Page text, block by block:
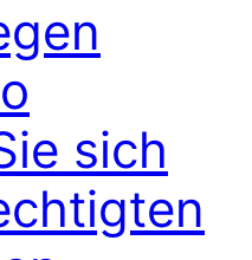
sich